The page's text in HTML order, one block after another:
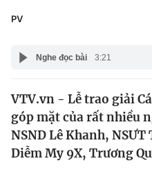
Pháp luật
Thế giới
Tin tức
Công nghệ
PV
Nghe đọc bài 3:21
VTV.vn - Lễ trao giải
góp mặt của rất nhiều
NSND Lê Khanh,
Diễm My 9X, Trương